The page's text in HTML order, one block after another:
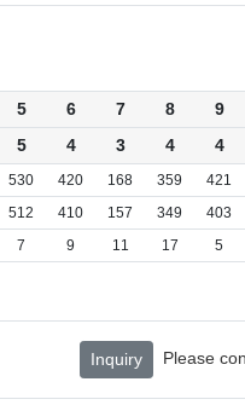
5 6 7 8 9
5 4 3 4 4
530 420 168 359 421
512 410 157 349 403
7 9 11 17 5
Inquiry Please